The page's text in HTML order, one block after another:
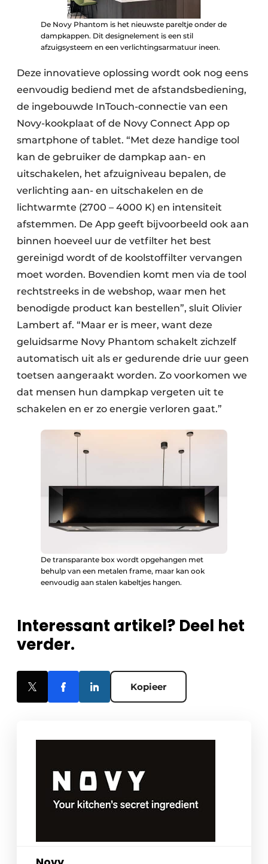
De Novy Phantom is het nieuwste pareltje onder de
dampkappen. Dit designelement is een stil
afzuigsysteem en een verlichtingsarmatuur ineen.
Deze innovatieve oplossing wordt ook nog eens
eenvoudig bediend met de afstandsbediening,
de ingebouwde InTouch-connectie van een
Novy-kookplaat of de Novy Connect App op
smartphone of tablet. “Met deze handige tool
kan de gebruiker de dampkap aan- en
uitschakelen, het afzuigniveau bepalen, de
verlichting aan- en uitschakelen en de
lichtwarmte (2700 – 4000 K) en intensiteit
afstemmen. De App geeft bijvoorbeeld ook aan
binnen hoeveel uur de vetfilter het best
gereinigd wordt of de koolstoffilter vervangen
moet worden. Bovendien komt men via de tool
rechtstreeks in de webshop, waar men het
benodigde product kan bestellen”, sluit Olivier
Lambert af. “Maar er is meer, want deze
geluidsarme Novy Phantom schakelt zichzelf
automatisch uit als er gedurende drie uur geen
toetsen aangeraakt worden. Zo voorkomen we
dat mensen hun dampkap vergeten uit te
schakelen en er zo energie verloren gaat.”
De transparante box wordt opgehangen met
behulp van een metalen frame, maar kan ook
eenvoudig aan stalen kabeltjes hangen.
Interessant artikel? Deel het
verder.
Kopieer